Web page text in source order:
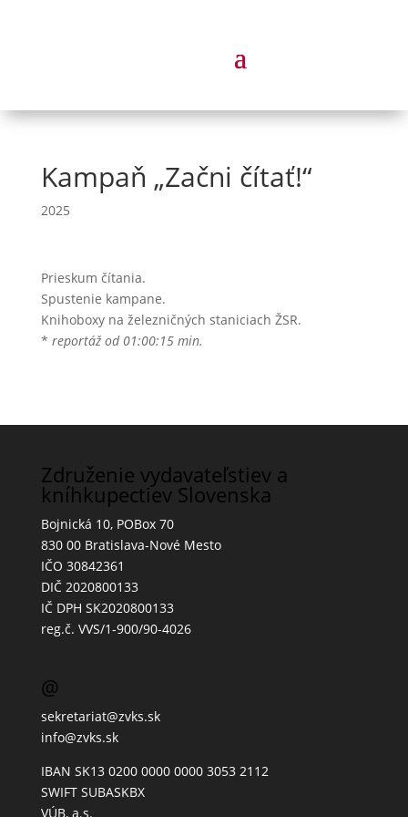
Kampaň „Začni čítať!“
2025
Prieskum čítania.
Spustenie kampane.
Knihoboxy na železničných staniciach ŽSR.
* reportáž od 01:00:15 min.
Združenie vydavateľstiev a
kníhkupectiev Slovenska
Bojnická 10, POBox 70
830 00 Bratislava-Nové Mesto
IČO 30842361
DIČ 2020800133
IČ DPH SK2020800133
reg.č. VVS/1-900/90-4026
@
sekretariat@zvks.sk
info@zvks.sk
IBAN SK13 0200 0000 0000 3053 2112
SWIFT SUBASKBX
VÚB, a.s.